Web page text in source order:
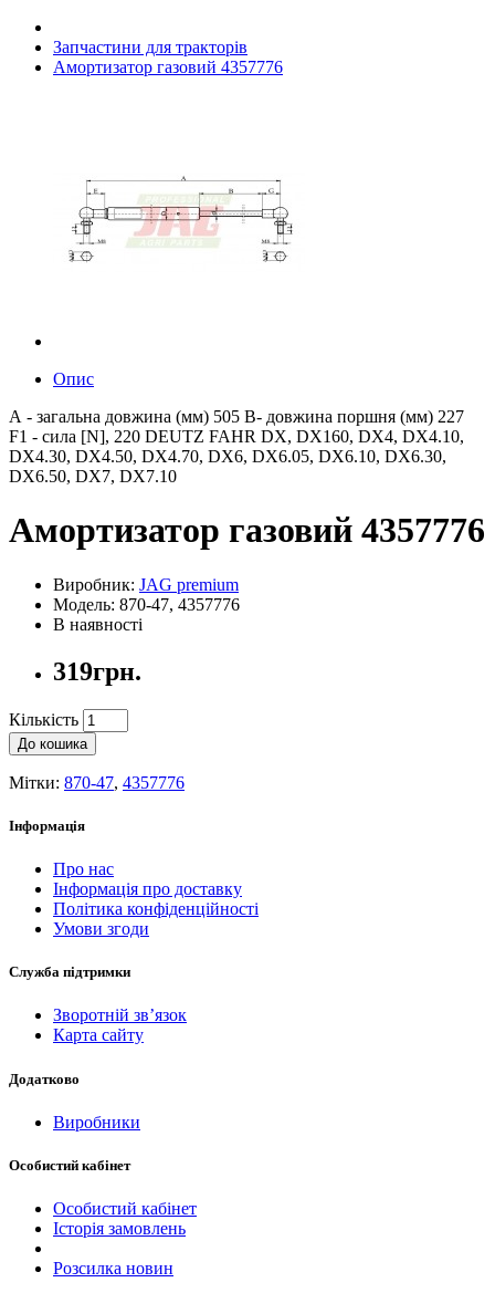
Запчастини для тракторів
Амортизатор газовий 4357776
Опис
А - загальна довжина (мм) 505 B- довжина поршня (мм) 227
F1 - сила [N], 220 DEUTZ FAHR DX, DX160, DX4, DX4.10,
DX4.30, DX4.50, DX4.70, DX6, DX6.05, DX6.10, DX6.30,
DX6.50, DX7, DX7.10
Амортизатор газовий 4357776
Виробник: JAG premium
Модель: 870-47, 4357776
В наявності
319грн.
Кількість
До кошика
Мітки: 870-47, 4357776
Інформація
Про нас
Інформація про доставку
Політика конфіденційності
Умови згоди
Служба підтримки
Зворотній зв’язок
Карта сайту
Додатково
Виробники
Особистий кабінет
Особистий кабінет
Історія замовлень
Розсилка новин